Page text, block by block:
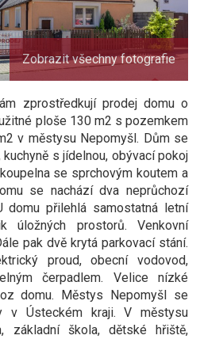
Zobrazit všechny fotografie
zprostředkují prodej domu o
ploše 130 m2 s pozemkem
v městysu Nepomyšl. Dům se
s jídelnou, obývací pokoj
se sprchovým koutem a
se nachází dva neprůchozí
domu přilehlá samostatná letní
úložných prostorů. Venkovní
pak dvě krytá parkovací stání.
proud, obecní vodovod,
čerpadlem. Velice nízké
domu. Městys Nepomyšl se
v Ústeckém kraji. V městysu
základní škola, dětské hřiště,